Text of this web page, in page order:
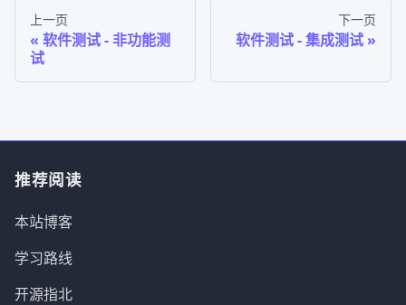
上一页
软件测试 - 非功能测
试
下一页
软件测试 - 集成测试
推荐阅读
本站博客
学习路线
开源指北